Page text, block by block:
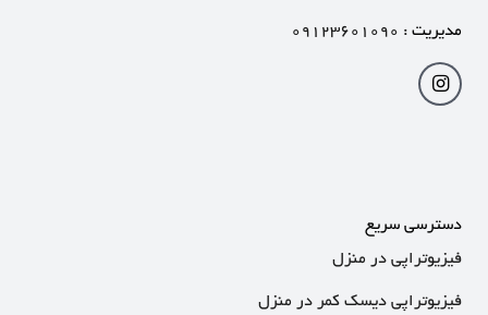
مدیریت : ۰۹۱۲۳۶۰۱۰۹۰
دسترسی سریع
فیزیوتراپی در منزل
فیزیوتراپی دیسک کمر در منزل